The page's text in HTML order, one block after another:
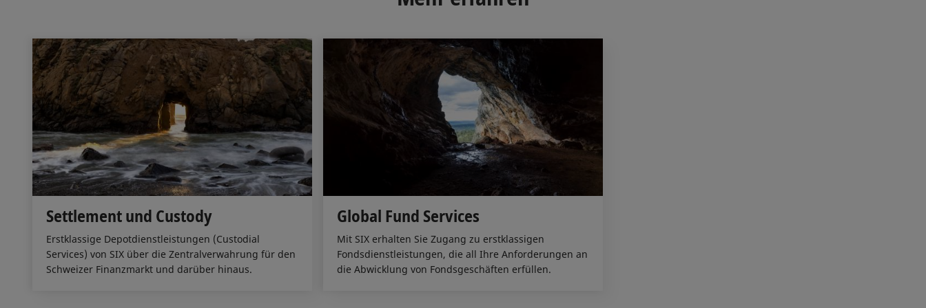
Settlement und Custody
Erstklassige Depotdienstleistungen (Custodial
Services) von SIX über die Zentralverwahrung für den
Schweizer Finanzmarkt und darüber hinaus.
Global Fund Services
Mit SIX erhalten Sie Zugang zu erstklassigen
Fondsdienstleistungen, die all Ihre Anforderungen an
die Abwicklung von Fondsgeschäften erfüllen.